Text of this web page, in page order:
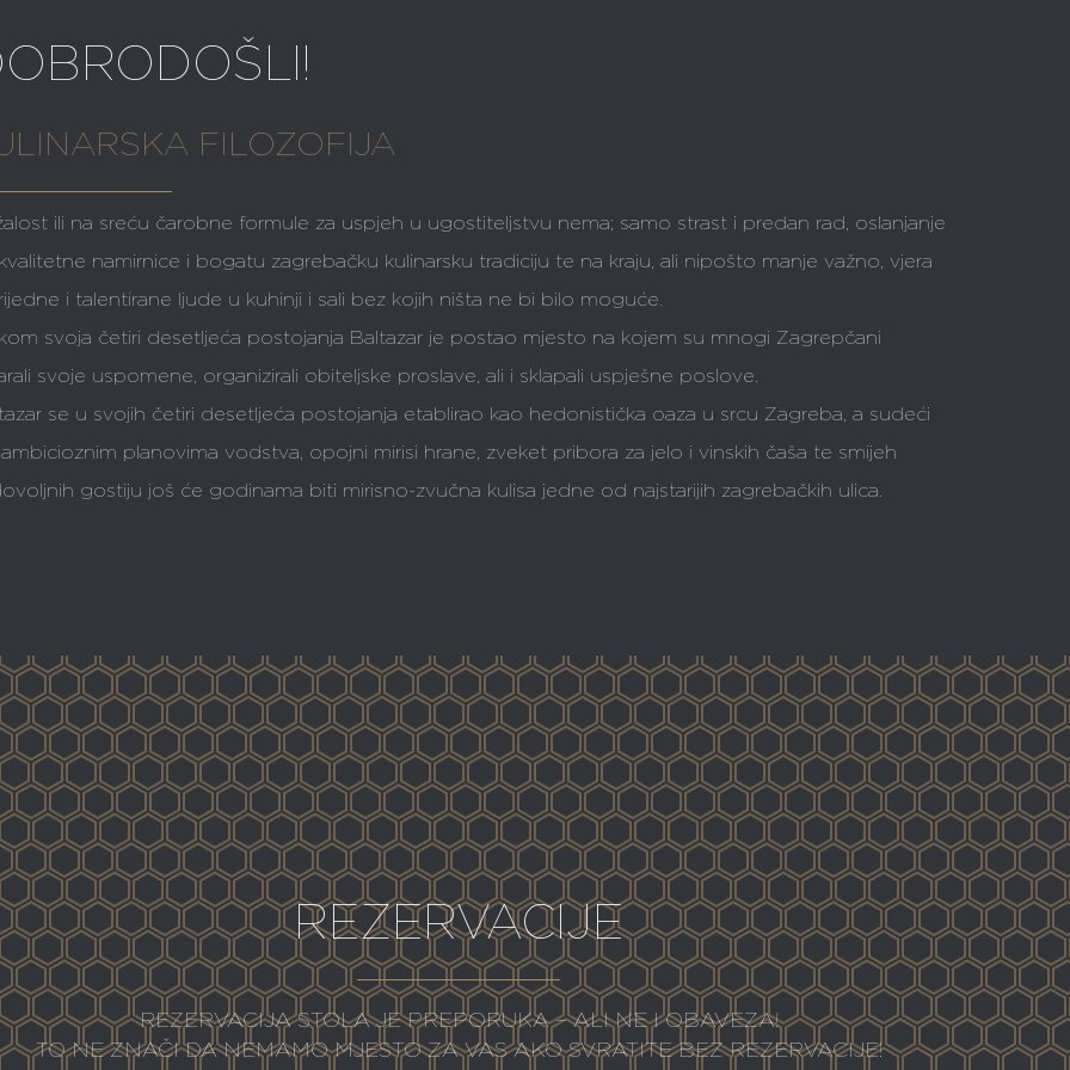
FILOZOFIJA
ili na sreću čarobne formule za uspjeh u ugostiteljstvu nema; samo strast i predan rad, oslanjanje
namirnice i bogatu zagrebačku kulinarsku tradiciju te na kraju, ali nipošto manje važno, vjera
i talentirane ljude u kuhinji i sali bez kojih ništa ne bi bilo moguće.
svoja četiri desetljeća postojanja Baltazar je postao mjesto na kojem su mnogi Zagrepčani
svoje uspomene, organizirali obiteljske proslave, ali i sklapali uspješne poslove.
se u svojih četiri desetljeća postojanja etablirao kao hedonistička oaza u srcu Zagreba, a sudeći
planovima vodstva, opojni mirisi hrane, zveket pribora za jelo i vinskih čaša te smijeh
gostiju još će godinama biti mirisno-zvučna kulisa jedne od najstarijih zagrebačkih ulica.
REZERVACIJE
REZERVACIJA STOLA JE PREPORUKA – ALI NE I OBAVEZA!
TO NE ZNAČI DA NEMAMO MJESTO ZA VAS AKO SVRATITE BEZ REZERVACIJE!